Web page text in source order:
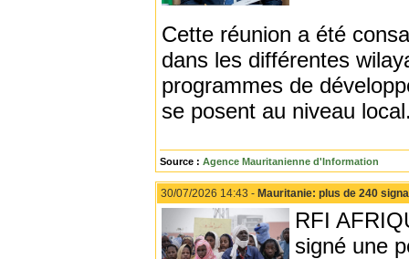
Cette réunion a été
dans les différentes
programmes de
se posent au niveau
Source : Agence Mauritanienne d'Information
30/07/2026 14:43 - Mauritanie: plus de 240
RFI
signé une